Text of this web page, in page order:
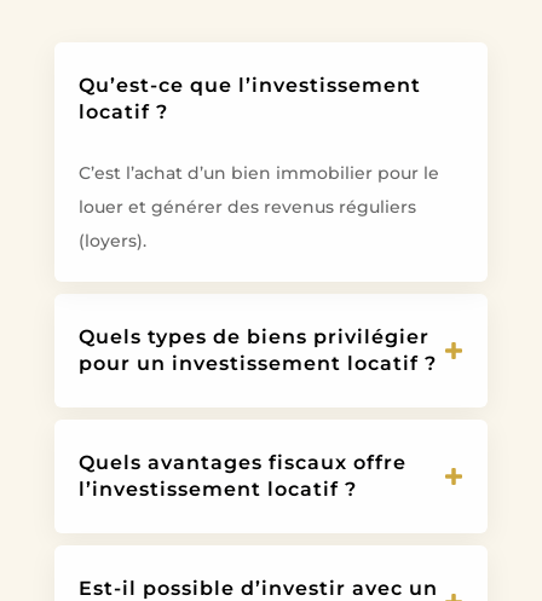
Qu’est-ce que l’investissement
locatif ?
C’est l’achat d’un bien immobilier pour le
louer et générer des revenus réguliers
(loyers).
Quels types de biens privilégier
pour un investissement locatif ?
Quels avantages fiscaux offre
l’investissement locatif ?
Est-il possible d’investir avec un